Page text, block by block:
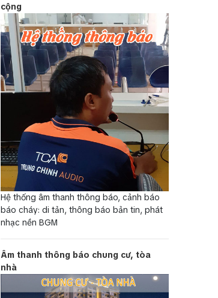
cộng
Hệ thống âm thanh thông báo, cảnh báo
báo cháy: di tản, thông báo bản tin, phát
nhạc nền BGM
Âm thanh thông báo chung cư, tòa
nhà